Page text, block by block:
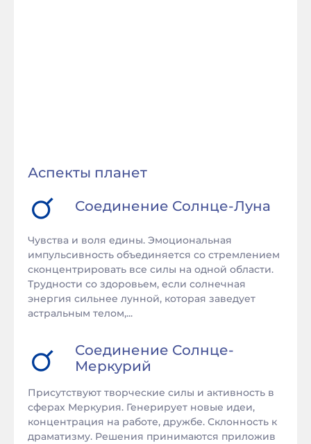
Аспекты планет
Соединение Солнце-Луна
Чувства и воля едины. Эмоциональная
импульсивность объединяется со стремлением
сконцентрировать все силы на одной области.
Трудности со здоровьем, если солнечная
энергия сильнее лунной, которая заведует
астральным телом,...
Соединение Солнце-
Меркурий
Присутствуют творческие силы и активность в
сферах Меркурия. Генерирует новые идеи,
концентрация на работе, дружбе. Склонность к
драматизму. Решения принимаются приложив